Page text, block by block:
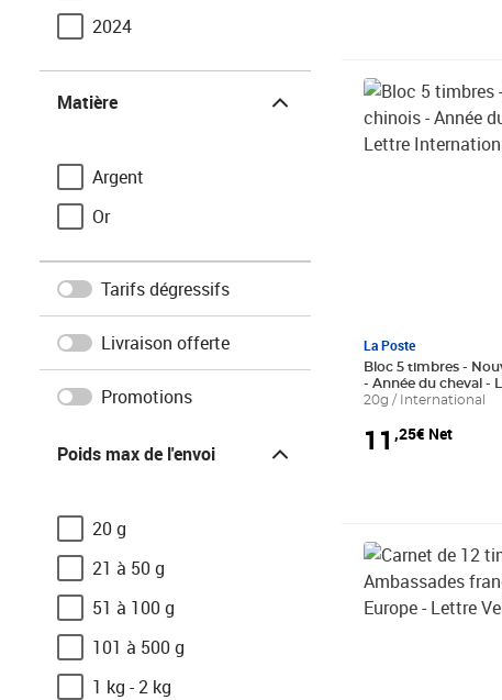
2024
Matière
Argent
Or
Tarifs dégressifs
Livraison offerte
Promotions
Poids max de l'envoi
20 g
21 à 50 g
51 à 100 g
101 à 500 g
1 kg - 2 kg
La Poste
Bloc 5 timbres -
- Année du cheval -
Internationale
20g / International
11 ,25€ Net
Prix 11,25€ Net
Prix 18,24€ Net